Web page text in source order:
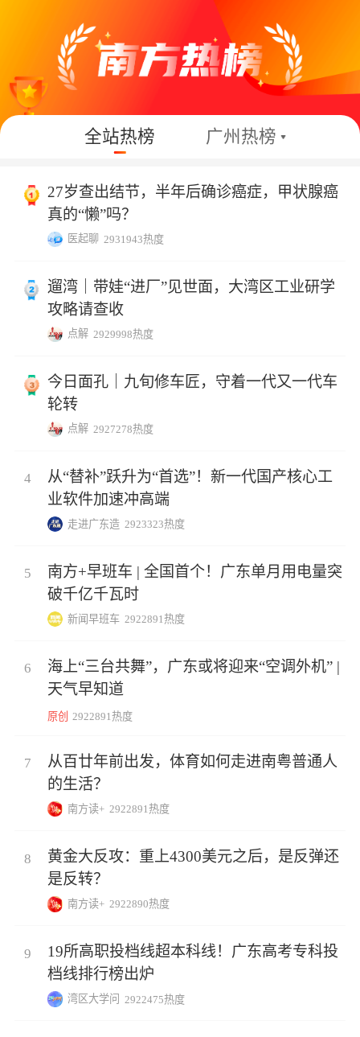
全站热榜 广州热榜
27岁查出结节，半年后确诊癌症，甲状腺癌
真的“懒”吗？
医起聊 2931943热度
遛湾｜带娃“进厂”见世面，大湾区工业研学
攻略请查收
点解 2929998热度
今日面孔｜九旬修车匠，守着一代又一代车
轮转
点解 2927278热度
4
从“替补”跃升为“首选”！新一代国产核心工
业软件加速冲高端
走进广东造 2923323热度
5
南方+早班车 | 全国首个！广东单月用电量突
破千亿千瓦时
新闻早班车 2922891热度
6
海上“三台共舞”，广东或将迎来“空调外机” |
天气早知道
原创 2922891热度
7
从百廿年前出发，体育如何走进南粤普通人
的生活？
南方读+ 2922891热度
8
黄金大反攻：重上4300美元之后，是反弹还
是反转？
南方读+ 2922890热度
9
19所高职投档线超本科线！广东高考专科投
档线排行榜出炉
湾区大学问 2922475热度